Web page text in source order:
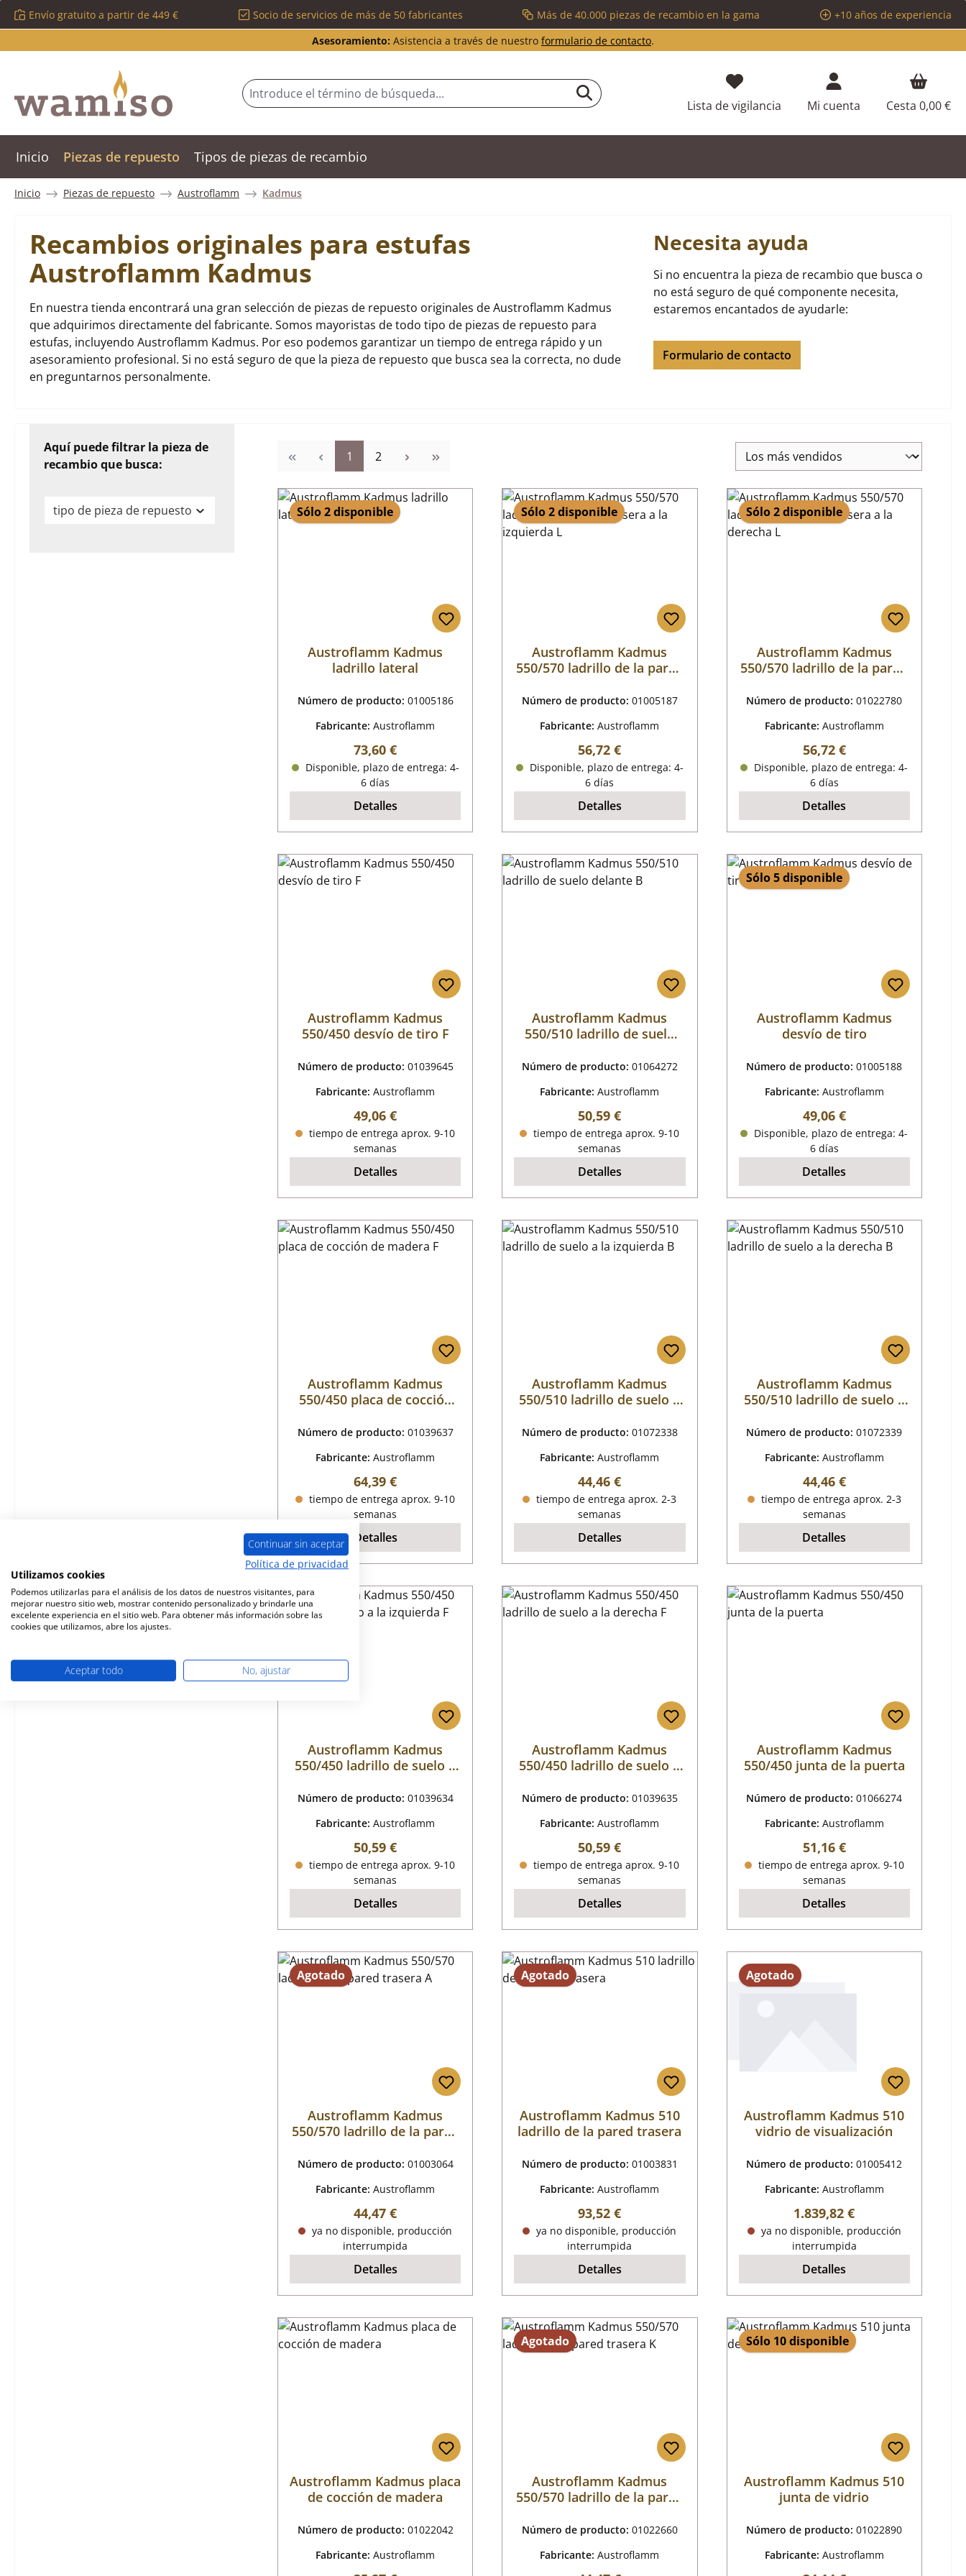
al contenido principal
Saltar a la búsqueda
Saltar a la navegación principal
Envío gratuito a partir de 449 € Socio de servicios de más de 50 fabricantes Más de 40.000 piezas de recambio en la gama
+10 años de experiencia
Asesoramiento: Asistencia a través de nuestro formulario de contacto.
Lista de vigilancia Tienes 0 artículos en tu lista de
Mi cuenta Cesta 0,00 €
Inicio Piezas de repuesto Tipos de piezas de recambio
Inicio Piezas de repuesto Austroflamm Kadmus
Recambios originales para estufas
Austroflamm Kadmus
En nuestra tienda encontrará una gran selección de piezas de repuesto originales de Austroflamm Kadmus
que adquirimos directamente del fabricante. Somos mayoristas de todo tipo de piezas de repuesto para
estufas, incluyendo Austroflamm Kadmus. Por eso podemos garantizar un tiempo de entrega rápido y un
asesoramiento profesional. Si no está seguro de que la pieza de repuesto que busca sea la correcta, no dude
en preguntarnos personalmente.
Necesita ayuda
Si no encuentra la pieza de recambio que busca o
no está seguro de qué componente necesita,
estaremos encantados de ayudarle:
Formulario de contacto
Aquí puede filtrar la pieza de
recambio que busca:
tipo de pieza de repuesto
Página
1 Página
2
Sólo 2 disponible
Austroflamm Kadmus
ladrillo lateral
Número de producto: 01005186
Fabricante:Austroflamm
Precio normal:
73,60 €
Disponible, plazo de entrega: 4-
6 días
Detalles
Sólo 2 disponible
Austroflamm Kadmus
550/570 ladrillo de la pared
Número de producto: 01005187
Fabricante:Austroflamm
Precio normal:
56,72 €
Disponible, plazo de entrega: 4-
6 días
Detalles
Sólo 2 disponible
Austroflamm Kadmus
550/570 ladrillo de la pared
Número de producto:01022780
Fabricante: Austroflamm
Precio normal:
56,72 €
Disponible, plazo de entrega: 4-
6 días
Detalles
Austroflamm Kadmus
550/450 desvío de tiro F
Número de producto: 01039645
Fabricante:Austroflamm
Precio normal:
49,06 €
tiempo de entrega aprox. 9-10
semanas
Detalles
Austroflamm Kadmus
550/510 ladrillo de suelo
Número de producto: 01064272
Fabricante:Austroflamm
Precio normal:
50,59 €
tiempo de entrega aprox. 9-10
semanas
Detalles
Sólo 5 disponible
Austroflamm Kadmus
desvío de tiro
Número de producto:01005188
Fabricante: Austroflamm
Precio normal:
49,06 €
Disponible, plazo de entrega: 4-
6 días
Detalles
Austroflamm Kadmus
550/450 placa de cocción
Número de producto: 01039637
Fabricante:Austroflamm
Precio normal:
64,39 €
tiempo de entrega aprox. 9-10
semanas
Detalles
Austroflamm Kadmus
550/510 ladrillo de suelo a
Número de producto: 01072338
Fabricante:Austroflamm
Precio normal:
44,46 €
tiempo de entrega aprox. 2-3
semanas
Detalles
Austroflamm Kadmus
550/510 ladrillo de suelo a
Número de producto:01072339
Fabricante: Austroflamm
Precio normal:
44,46 €
tiempo de entrega aprox. 2-3
semanas
Detalles
Austroflamm Kadmus
550/450 ladrillo de suelo a
Número de producto: 01039634
Fabricante:Austroflamm
Precio normal:
50,59 €
tiempo de entrega aprox. 9-10
semanas
Detalles
Austroflamm Kadmus
550/450 ladrillo de suelo a
Número de producto: 01039635
Fabricante:Austroflamm
Precio normal:
50,59 €
tiempo de entrega aprox. 9-10
semanas
Detalles
Austroflamm Kadmus
550/450 junta de la puerta
Número de producto:01066274
Fabricante: Austroflamm
Precio normal:
51,16 €
tiempo de entrega aprox. 9-10
semanas
Detalles
Agotado
Austroflamm Kadmus
550/570 ladrillo de la pared
Número de producto: 01003064
Fabricante:Austroflamm
Precio normal:
44,47 €
ya no disponible, producción
interrumpida
Detalles
Agotado
Austroflamm Kadmus 510
ladrillo de la pared trasera
Número de producto: 01003831
Fabricante:Austroflamm
Precio normal:
93,52 €
ya no disponible, producción
interrumpida
Detalles
Agotado
Austroflamm Kadmus 510
vidrio de visualización
Número de producto:01005412
Fabricante: Austroflamm
Precio normal:
1.839,82 €
ya no disponible, producción
interrumpida
Detalles
Austroflamm Kadmus placa
de cocción de madera
Número de producto: 01022042
Fabricante:Austroflamm
Agotado
Austroflamm Kadmus
550/570 ladrillo de la pared
Número de producto: 01022660
Fabricante:Austroflamm
Sólo 10 disponible
Austroflamm Kadmus 510
junta de vidrio
Número de producto:01022890
Fabricante: Austroflamm
Continuar sin aceptar
Política de privacidad
Utilizamos cookies
Podemos utilizarlas para el análisis de los datos de nuestros visitantes, para
mejorar nuestro sitio web, mostrar contenido personalizado y brindarle una
excelente experiencia en el sitio web. Para obtener más información sobre las
cookies que utilizamos, abre los ajustes.
Aceptar todo No, ajustar